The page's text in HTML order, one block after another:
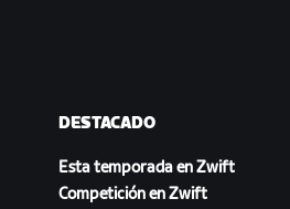
DESTACADO
Esta temporada en Zwift
Competición en Zwift